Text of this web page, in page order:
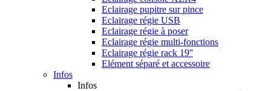
Eclairage pupitre sur pince
Eclairage régie USB
Eclairage régie à poser
Eclairage régie multi-fonctions
Eclairage régie rack 19''
Elément séparé et accessoire
Infos
Infos